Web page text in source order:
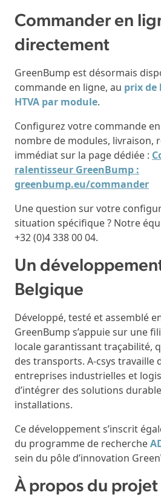
Commander en
directement
GreenBump est désormais
commande en ligne, au prix de
HTVA par module.
Configurez votre commande
nombre de modules, livraison,
immédiat sur la page dédiée :
ralentisseur GreenBump :
greenbump.eu/commander
Une question sur votre
situation spécifique ? Notre
+32 (0)4 338 00 04.
Un
Belgique
Développé, testé et assemblé
GreenBump s’appuie sur une
locale garantissant traçabilité,
des transports. A-csys travaille
entreprises industrielles et
d’intégrer des solutions
installations.
Ce développement s’inscrit
du programme de recherche
sein du pôle d’innovation
À propos du projet